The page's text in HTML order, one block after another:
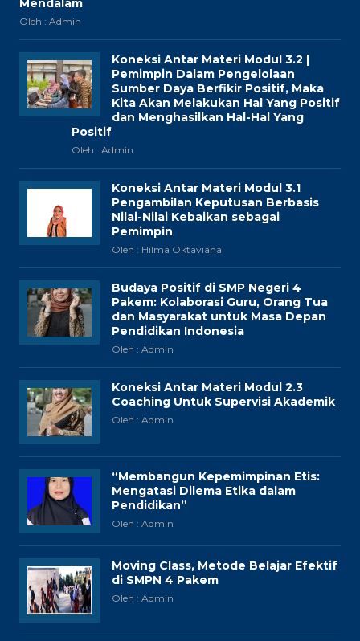
Mendalam
Oleh : Admin
Koneksi Antar Materi Modul 3.2 |
Pemimpin Dalam Pengelolaan
Sumber Daya Berfikir Positif, Maka
Kita Akan Melakukan Hal Yang Positif
dan Menghasilkan Hal-Hal Yang
Positif
Oleh : Admin
Koneksi Antar Materi Modul 3.1
Pengambilan Keputusan Berbasis
Nilai-Nilai Kebaikan sebagai
Pemimpin
Oleh : Hilma Oktaviana
Budaya Positif di SMP Negeri 4
Pakem: Kolaborasi Guru, Orang Tua
dan Masyarakat untuk Masa Depan
Pendidikan Indonesia
Oleh : Admin
Koneksi Antar Materi Modul 2.3
Coaching Untuk Supervisi Akademik
Oleh : Admin
“Membangun Kepemimpinan Etis:
Mengatasi Dilema Etika dalam
Pendidikan”
Oleh : Admin
Moving Class, Metode Belajar Efektif
di SMPN 4 Pakem
Oleh : Admin